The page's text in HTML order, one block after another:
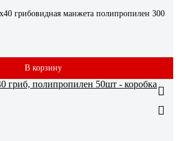
грибовидная манжета полипропилен 300
В корзину